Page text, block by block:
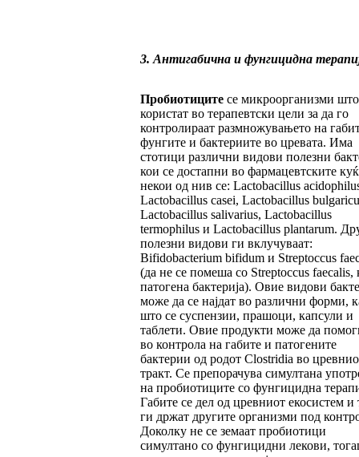
3. Антигабична и фунгицидна
Пробиотицитесе микроорганизми што
користат во терапевтски цели за да го
контролираат размножувањето на
фунгите и бактериите во цревата. Има
стотици различни видови полезни
кои се достапни во фармацевтските
некои од нив се: Lactobacillus
Lactobacillus casei, Lactobacillus
Lactobacillus salivarius, Lactobacillus
termophilus и Lactobacillus plantarum.
полезни видови ги вклучуваат:
Bifidobacterium bifidum и Streptoccus
(да не се помеша со Streptoccus faecalis,
патогена бактерија). Овие видови
може да се најдат во различни форми,
што се суспензии, прашоци, капсули и
таблети. Овие продукти може да
во контрола на габите и патогените
бактерии од родот Clostridia во
тракт. Се препорачува симултана
на пробиотиците со фунгицидна
Габите се дел од цревниот екосистем и
ги држат другите организми под
Доколку не се земаат пробиотици
симултано со фунгицидни лекови,